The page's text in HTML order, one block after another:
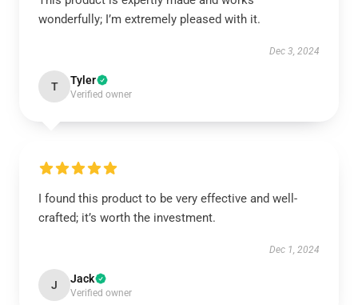
wonderfully; I’m extremely pleased with it.
Dec 3, 2024
T Tyler
Verified owner
I found this product to be very effective and well-
crafted; it’s worth the investment.
Dec 1, 2024
J Jack
Verified owner